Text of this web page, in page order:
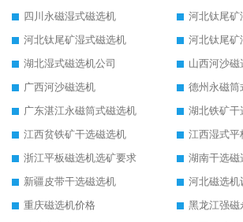
四川永磁湿式磁选机
河北钛尾矿
河北钛尾矿湿式磁选机
河北钛尾矿
湖北湿式磁选机公司
山西河沙磁
广西河沙磁选机
德州永磁筒
广东湛江永磁筒式磁选机
湖北铁矿干
江西贫铁矿干选磁选机
江西湿式平
浙江平板磁选机选矿要求
湖南干选磁
新疆皮带干选磁选机
河北磁选机
重庆磁选机价格
黑龙江强磁